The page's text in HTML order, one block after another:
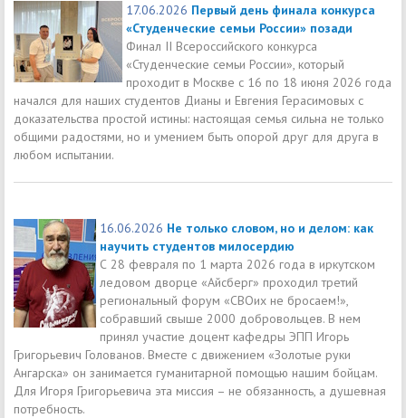
17.06.2026 Первый день финала конкурса
«Студенческие семьи России» позади
Финал II Всероссийского конкурса
«Студенческие семьи России», который
проходит в Москве с 16 по 18 июня 2026 года
начался для наших студентов Дианы и Евгения Герасимовых с
доказательства простой истины: настоящая семья сильна не только
общими радостями, но и умением быть опорой друг для друга в
любом испытании.
16.06.2026 Не только словом, но и делом: как
научить студентов милосердию
С 28 февраля по 1 марта 2026 года в иркутском
ледовом дворце «Айсберг» проходил третий
региональный форум «СВОих не бросаем!»,
собравший свыше 2000 добровольцев. В нем
принял участие доцент кафедры ЭПП Игорь
Григорьевич Голованов. Вместе с движением «Золотые руки
Ангарска» он занимается гуманитарной помощью нашим бойцам.
Для Игоря Григорьевича эта миссия – не обязанность, а душевная
потребность.